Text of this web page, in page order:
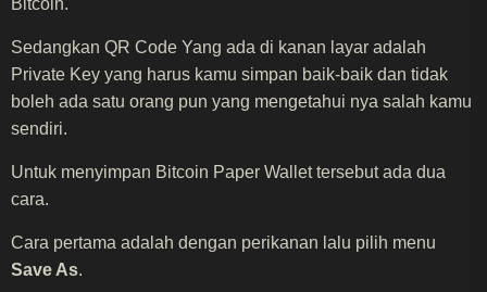
Sedangkan QR Code Yang ada di kanan layar adalah
Private Key yang harus kamu simpan baik-baik dan tidak
boleh ada satu orang pun yang mengetahui nya salah kamu
sendiri.
Untuk menyimpan Bitcoin Paper Wallet tersebut ada dua
cara.
Cara pertama adalah dengan perikanan lalu pilih menu
Save As.